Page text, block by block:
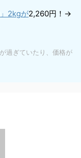
2kgが2,260円！→
過ぎていたり、価格が